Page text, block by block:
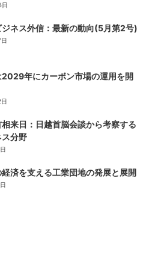
ネス外信：最新の動向(5月第2号)
2029年にカーボン市場の運用を開
来日：日越首脳会談から考察する
分野
済を支える工業団地の発展と展開